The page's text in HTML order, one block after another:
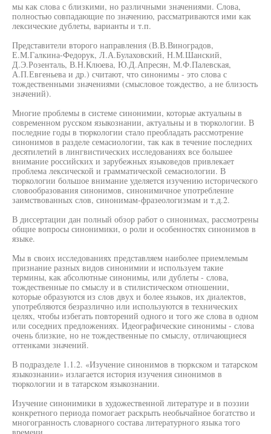
мы как слова с близкими, но различными значениями. Слова,
полностью совпадающие по значению, рассматриваются ими как
лексические дублеты, варианты и т.п.
Представители второго направления (В.В.Виноградов,
Е.М.Галкина-Федорук, Л.А.Булаховский, Н.М.Шанский,
Д.Э.Розенталь, В.Н.Клюева, Ю.Д.Апресян, М.Ф.Палевская,
А.П.Евгеньева и др.) считают, что синонимы - это слова с
тождественными значениями (смысловое тождество, а не близость
значений).
Многие проблемы в системе синонимии, которые актуальны в
современном русском языкознании, актуальны и в тюркологии. В
последние годы в тюркологии стало преобладать рассмотрение
синонимов в разделе семасиологии, так как в течение последних
десятилетий в лингвистических исследованиях все большее
внимание российских и зарубежных языковедов привлекает
проблема лексической и грамматической семасиологии. В
тюркологии большое внимание уделяется изучению исторического
словообразования синонимов, синонимичное употребление
заимствованных слов, синонимам-фразеологизмам и т.д.2.
В диссертации дан полный обзор работ о синонимах, рассмотрены
общие вопросы синонимики, о роли и особенностях синонимов в
языке.
Мы в своих исследованиях представляем наиболее приемлемым
признание разных видов синонимии и используем такие
термины, как абсолютные синонимы, или дублеты - слова,
тождественные по смыслу и в стилистическом отношении,
которые образуются из слов двух и более языков, их диалектов,
употребляются безразлично или используются в технических
целях, чтобы избегать повторений одного и того же слова в одном
или соседних предложениях. Идеографические синонимы - слова
очень близкие, но не тождественные по смыслу, отличающиеся
оттенками значений.
В подразделе 1.1.2. «Изучение синонимов в тюркском и татарском
языкознании» излагается история изучения синонимов в
тюркологии и в татарском языкознании.
Изучение синонимики в художественной литературе и в поэзии
конкретного периода помогает раскрыть необычайное богатство и
многогранность словарного состава литературного языка того